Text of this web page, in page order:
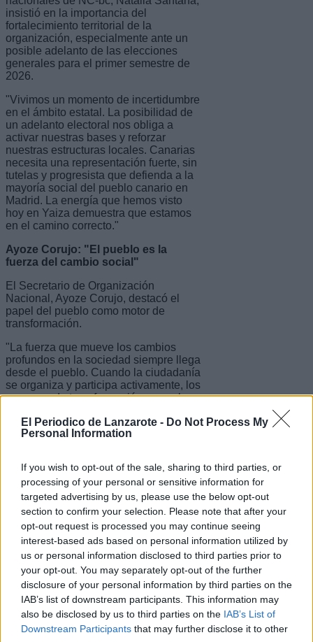
El Periodico de Lanzarote - Do Not Process My
Personal Information
If you wish to opt-out of the sale, sharing to third parties, or
processing of your personal or sensitive information for
targeted advertising by us, please use the below opt-out
section to confirm your selection. Please note that after your
opt-out request is processed you may continue seeing
interest-based ads based on personal information utilized by
us or personal information disclosed to third parties prior to
your opt-out. You may separately opt-out of the further
disclosure of your personal information by third parties on the
IAB’s list of downstream participants. This information may
also be disclosed by us to third parties on the IAB’s List of
Downstream Participants that may further disclose it to other
insistió en la importancia del
fortalecimiento territorial de la
organización, especialmente ante un
posible adelanto de las elecciones
generales para el primer semestre de
2026.
"Vivimos un momento de incertidumbre
en el ámbito estatal. La posibilidad de
un adelanto electoral nos obliga a
activar nuestras bases y reforzar
nuestras estructuras locales. Canarias
necesita una representación fuerte, sin
tutelas y progresista que defienda a la
mayoría social del pueblo canario en
Madrid. La energía que hemos visto
hoy en Yaiza demuestra que estamos
en el camino correcto."
Ayoze Corujo: "El pueblo es la
fuerza del cambio social"
El Secretario de Organización
Nacional, Ayoze Corujo, destacó el
papel del pueblo como motor de
transformación.
"La fuerza que mueve los cambios
profundos en la sociedad siempre llega
desde el pueblo. Cuando la ciudadanía
se organiza y participa activamente, los
procesos de transformación se vuelven
ejemplo de ello: un espacio donde la
gente del pueblo de Yaiza se une para
Luis Miguel Valiente, nuevo portavoz
local: "Vivienda, seguridad, limpieza
y transporte: las urgencias de Yaiza
y Playa Blanca"
El nuevo portavoz local de NC-bc, Luis
Miguel Valiente, expuso las líneas
prioritarias del trabajo que emprenderá
desde hoy el grupo. "Yaiza lleva
demasiado tiempo acumulando
problemas. La vivienda es una
necesidad urgente para muchas
familias; la seguridad y la limpieza
requieren mayor planificación y